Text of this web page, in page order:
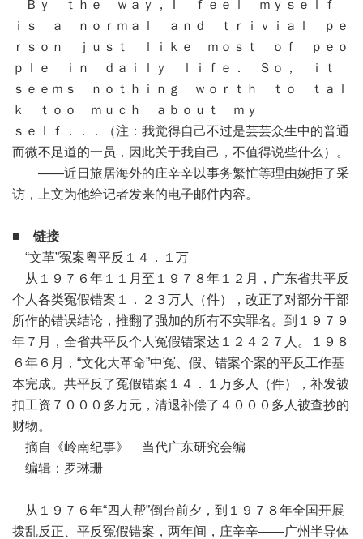
Ｂｙ ｔｈｅ ｗａｙ，Ｉ ｆｅｅｌ ｍｙｓｅｌｆ
ｉｓ ａ ｎｏｒｍａｌ ａｎｄ ｔｒｉｖｉａｌ ｐｅ
ｒｓｏｎ ｊｕｓｔ ｌｉｋｅ ｍｏｓｔ ｏｆ ｐｅｏ
ｐｌｅ ｉｎ ｄａｉｌｙ ｌｉｆｅ． Ｓｏ， ｉｔ
ｓｅｅｍｓ ｎｏｔｈｉｎｇ ｗｏｒｔｈ ｔｏ ｔａｌ
ｋ ｔｏｏ ｍｕｃｈ ａｂｏｕｔ ｍｙ
ｓｅｌｆ．．．（注：我觉得自己不过是芸芸众生中的普通
而微不足道的一员，因此关于我自己，不值得说些什么）。
——近日旅居海外的庄辛辛以事务繁忙等理由婉拒了采
访，上文为他给记者发来的电子邮件内容。
■ 链接
“文革”冤案粤平反１４．１万
从１９７６年１１月至１９７８年１２月，广东省共平反
个人各类冤假错案１．２３万人（件），改正了对部分干部
所作的错误结论，推翻了强加的所有不实罪名。到１９７９
年７月，全省共平反个人冤假错案达１２４２７人。１９８
６年６月，“文化大革命”中冤、假、错案个案的平反工作基
本完成。共平反了冤假错案１４．１万多人（件），补发被
扣工资７０００多万元，清退补偿了４０００多人被查抄的
财物。
摘自《岭南纪事》 当代广东研究会编
编辑：罗琳珊
从１９７６年“四人帮”倒台前夕，到１９７８年全国开展
拨乱反正、平反冤假错案，两年间，庄辛辛——广州半导体